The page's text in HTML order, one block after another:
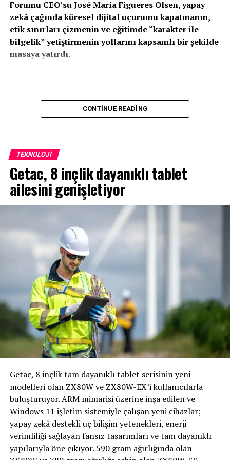
Siber Güvenlikte Yeni Odak Noktası: Baskı Altyapılarının
Güçlenmesi
Forumu CEO’su José María Figueres Olsen,yapay
zekâ çağında küresel dijital uçurumu kapatmanın,
etik sınırları çizmenin ve eğitimde “karakter ile
bilgelik” yetiştirmenin yollarını kapsamlı bir şekilde
masaya yatırdı.
Millî Eğitim Bakanlığı himayelerinde bu yıl yedincisi
gerçekleştirilen Türkiye Eğitim Teknolojileri Zirvesi ve
isimlerin katıldığı önemli panellerle devam ediyor.
Küresel dönüşümü “Devletler”, “Kurumlar” ve “Şirketler”
olmak üzere üç farklı perspektiften ele alan TETZ 2026
kapsamında, günün ikinci büyük oturumu olan “Dijital
Çağda Barış, Güven ve İş Birliği: Kurumlar Perspektifi”
başlıklı panel gerçekleştirildi. Sektörel standartları ve
küresel iş birliklerini şekillendiren uluslararası
kurumların temsil edildiği panelde; Birleşmiş Milletler
Eğitim, Bilim ve Kültür Örgütü (UNESCO) Eski Genel
Direktörü ve Küresel Eğitim Diplomasisi Lideri Irina
Bokova ile Kosta Rika Eski Cumhurbaşkanı ve Eski Dünya
Ekonomik Forumu CEO’su José María Figueres Olsen
konuşmacı olarak yer aldı.
erişemiyor ve bunların çoğunluğu kadın”
Konuşmasına sosyal kapsayıcılık, ekonomi, refah ve barış
temalı bu zirveye davet edilmekten duyduğu
memnuniyeti dile getirerek başlayanUNESCO Eski
Genel Direktörü ve Küresel Eğitim Diplomasisi
Lideri Irina Bokova, Birleşmiş Milletler şemsiyesi
CONTINUE READING
TEKNOLOJI
Getac, 8 inçlik dayanıklı tablet
ailesini genişletiyor
Getac, 8 inçlik tam dayanıklı tablet serisinin yeni
modelleri olan ZX80W ve ZX80W-EX’i kullanıcılarla
buluşturuyor. ARM mimarisi üzerine inşa edilen ve
Windows 11 işletim sistemiyle çalışan yeni cihazlar;
yapay zekâ destekli uç bilişim yetenekleri, enerji
verimliliği sağlayan fansız tasarımları ve tam dayanıklı
yapılarıyla öne çıkıyor. 590 gram ağırlığında olan